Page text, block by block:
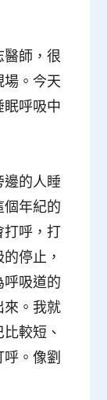
醫師，很
。今天
眠呼吸中
邊的人睡
年紀的
打呼，打
停止，
吸道的
來。我就
較短、
。像劉